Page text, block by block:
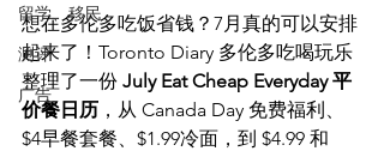
留学、移民
测评
广告
想在多伦多吃饭省钱？7月真的可以安排
起来了！Toronto Diary 多伦多吃喝玩乐
整理了一份 July Eat Cheap Everyday 平
价餐日历 ，从 Canada Day 免费福利、
$4早餐套餐、$1.99冷面，到 $4.99 和